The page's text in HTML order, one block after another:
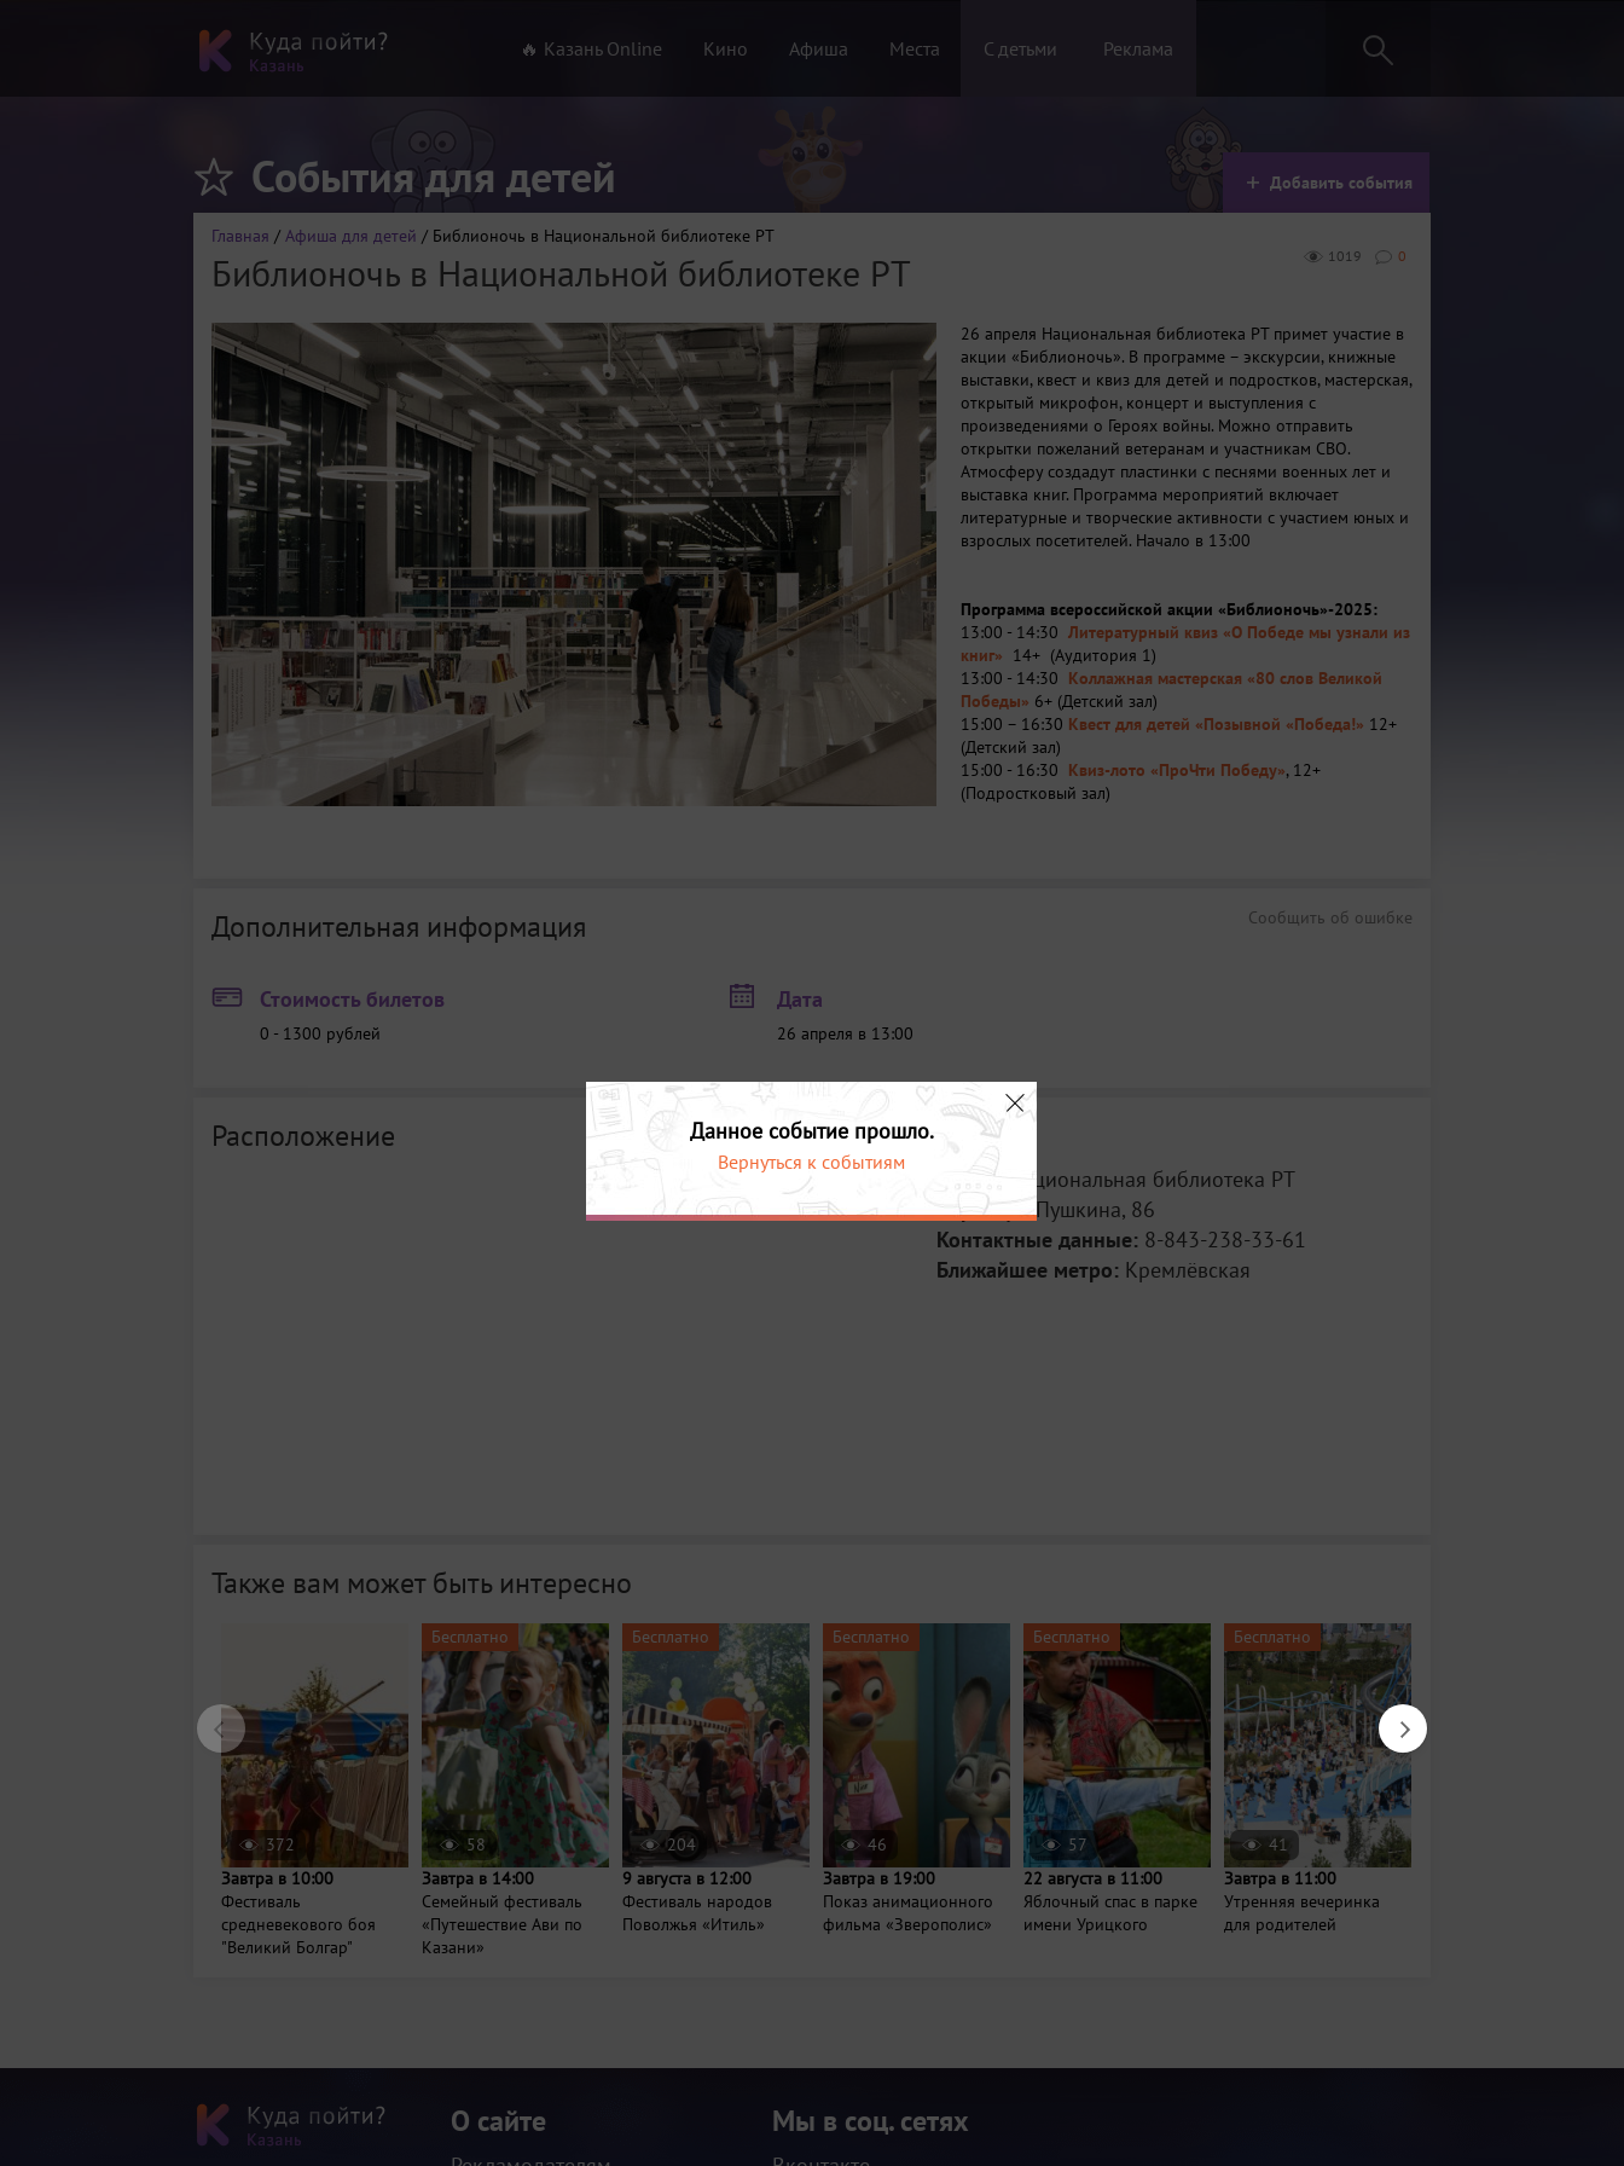
🔥 Казань Online Кино Афиша Места С детьми Реклама
События для детей Добавить события
Главная / Афиша для детей / Библионочь в Национальной библиотеке РТ
0
1019
Библионочь в Национальной библиотеке РТ
26 апреля Национальная библиотека РТ примет участие в
акции «Библионочь». В программе – экскурсии, книжные
выставки, квест и квиз для детей и подростков, мастерская,
открытый микрофон, концерт и выступления с
произведениями о Героях войны. Можно отправить
открытки пожеланий ветеранам и участникам СВО.
Атмосферу создадут пластинки с песнями военных лет и
выставка книг. Программа мероприятий включает
литературные и творческие активности с участием юных и
взрослых посетителей. Начало в 13:00
Программа всероссийской акции «Библионочь»-2025:
13:00 - 14:30 Литературный квиз «О Победе мы узнали из
книг» 14+ (Аудитория 1)
13:00 - 14:30 Коллажная мастерская «80 слов Великой
Победы» 6+ (Детский зал)
15:00 – 16:30 Квест для детей «Позывной «Победа!» 12+
(Детский зал)
15:00 - 16:30 Квиз-лото «ПроЧти Победу», 12+
(Подростковый зал)
Театральная площадка «MOÑ» пластический
(700 - 1300 рублей)
Сообщить об ошибке
Дополнительная информация
Стоимость билетов
0 - 1300 рублей
Дата
26 апреля в 13:00
Расположение
Место:
Национальная библиотека РТ
Адрес:ул. Пушкина, 86
Контактные данные: 8-843-238-33-61
Ближайшее метро: Кремлёвская
Также вам может быть интересно
372
Завтра в 10:00
Фестиваль
средневекового боя
"Великий Болгар"
58
Бесплатно
Завтра в 14:00
Семейный фестиваль
«Путешествие Ави по
Казани»
204
Бесплатно
9 августа в 12:00
Фестиваль народов
Поволжья «Итиль»
46
Бесплатно
Завтра в 19:00
Показ анимационного
фильма «Зверополис»
57
Бесплатно
22 августа в 11:00
Яблочный спас в парке
имени Урицкого
41
Бесплатно
Завтра в 11:00
Утренняя вечеринка
для родителей
Данное событие прошло.
Вернуться к событиям
О сайте Мы в соц. сетях